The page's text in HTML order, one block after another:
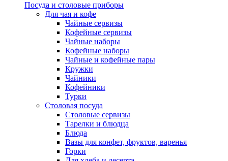
Посуда и столовые приборы
Для чая и кофе
Чайные сервизы
Кофейные сервизы
Чайные наборы
Кофейные наборы
Чайные и кофейные пары
Кружки
Чайники
Кофейники
Турки
Столовая посуда
Столовые сервизы
Тарелки и блюдца
Блюда
Вазы для конфет, фруктов, варенья
Горки